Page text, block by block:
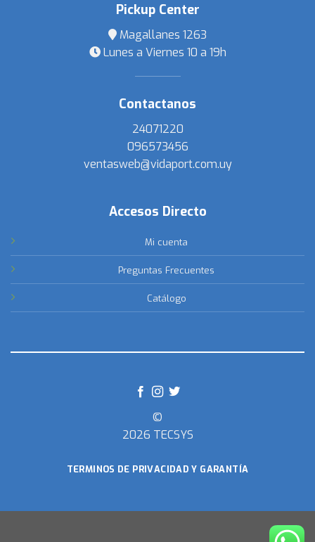
Pickup Center
Magallanes 1263
Lunes a Viernes 10 a 19h
Contactanos
24071220
096573456
ventasweb@vidaport.com.uy
Accesos Directo
Mi cuenta
Preguntas Frecuentes
Catálogo
©
2026 TECSYS
TERMINOS DE PRIVACIDAD Y GARANTÍA